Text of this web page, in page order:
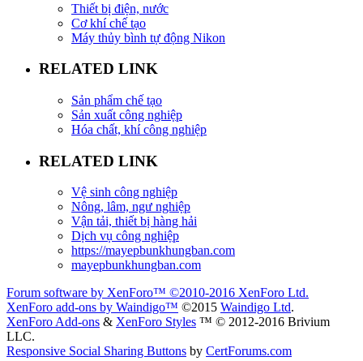
Thiết bị điện, nước
Cơ khí chế tạo
Máy thủy bình tự động Nikon
RELATED LINK
Sản phẩm chế tạo
Sản xuất công nghiệp
Hóa chất, khí công nghiệp
RELATED LINK
Vệ sinh công nghiệp
Nông, lâm, ngư nghiệp
Vận tải, thiết bị hàng hải
Dịch vụ công nghiệp
https://mayepbunkhungban.com
mayepbunkhungban.com
Forum software by XenForo™ ©2010-2016 XenForo Ltd.
XenForo add-ons by Waindigo™ ©2015 Waindigo Ltd.
XenForo Add-ons & XenForo Styles ™ © 2012-2016 Brivium
LLC.
Responsive Social Sharing Buttons by CertForums.com